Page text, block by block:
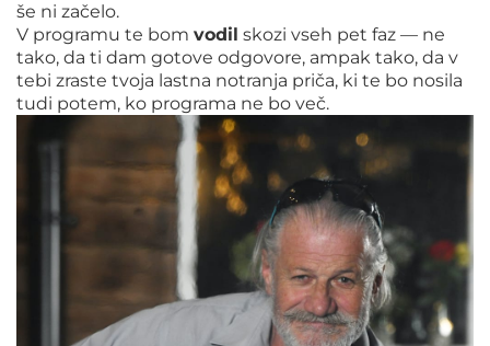
še ni začelo.
V programu te bom vodil skozi vseh pet faz — ne
tako, da ti dam gotove odgovore, ampak tako, da v
tebi zraste tvoja lastna notranja priča, ki te bo nosila
tudi potem, ko programa ne bo več.